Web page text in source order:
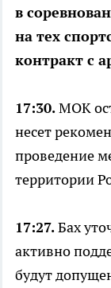
в
на тех
контракт с
17:30.МОК
несет
проведение
территории
17:27.Бах
активно
будут